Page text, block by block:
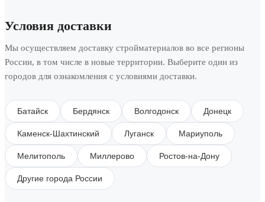
Условия доставки
Мы осуществляем доставку стройматериалов во все регионы
России, в том числе в новые территории. Выберите один из
городов для ознакомления с условиями доставки.
Батайск Бердянск Волгодонск Донецк
Каменск-Шахтинский Луганск Мариуполь
Мелитополь Миллерово Ростов-на-Дону
Другие города России